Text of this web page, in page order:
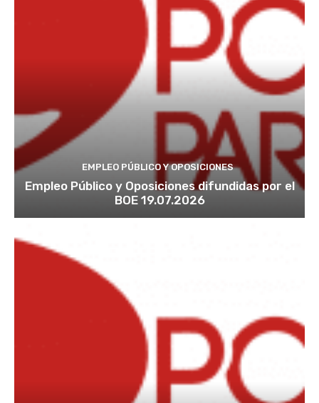
EMPLEO PÚBLICO Y OPOSICIONES
Empleo Público y Oposiciones difundidas por el
BOE 19.07.2026